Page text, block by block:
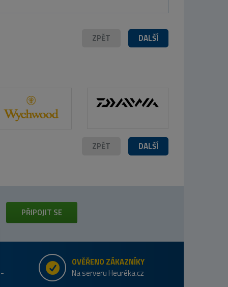
DALŠÍ
ZPĚT
DALŠÍ
ZPĚT
PŘIPOJIT SE
OVĚŘENO ZÁKAZNÍKY
Na serveru Heuréka.cz